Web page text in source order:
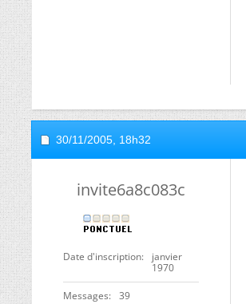
30/11/2005, 18h32
invite6a8c083c
Date d'inscription
janvier
1970
Messages 39